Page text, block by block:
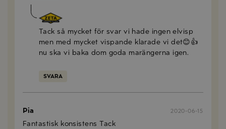
Lola
Tack så mycket för svar vi hade ingen elvisp
men med mycket vispande klarade vi det😊👍
nu ska vi baka dom goda marängerna igen.
SVARA
Pia 2020-06-15
Fantastisk konsistens Tack